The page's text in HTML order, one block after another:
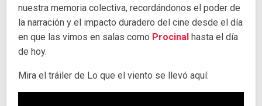
nuestra memoria colectiva, recordándonos el poder de
la narración y el impacto duradero del cine desde el día
en que las vimos en salas como Procinal hasta el día
de hoy.
Mira el tráiler de Lo que el viento se llevó aquí: